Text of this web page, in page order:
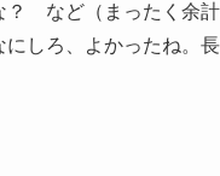
？ など（まったく余
しろ、よかったね。